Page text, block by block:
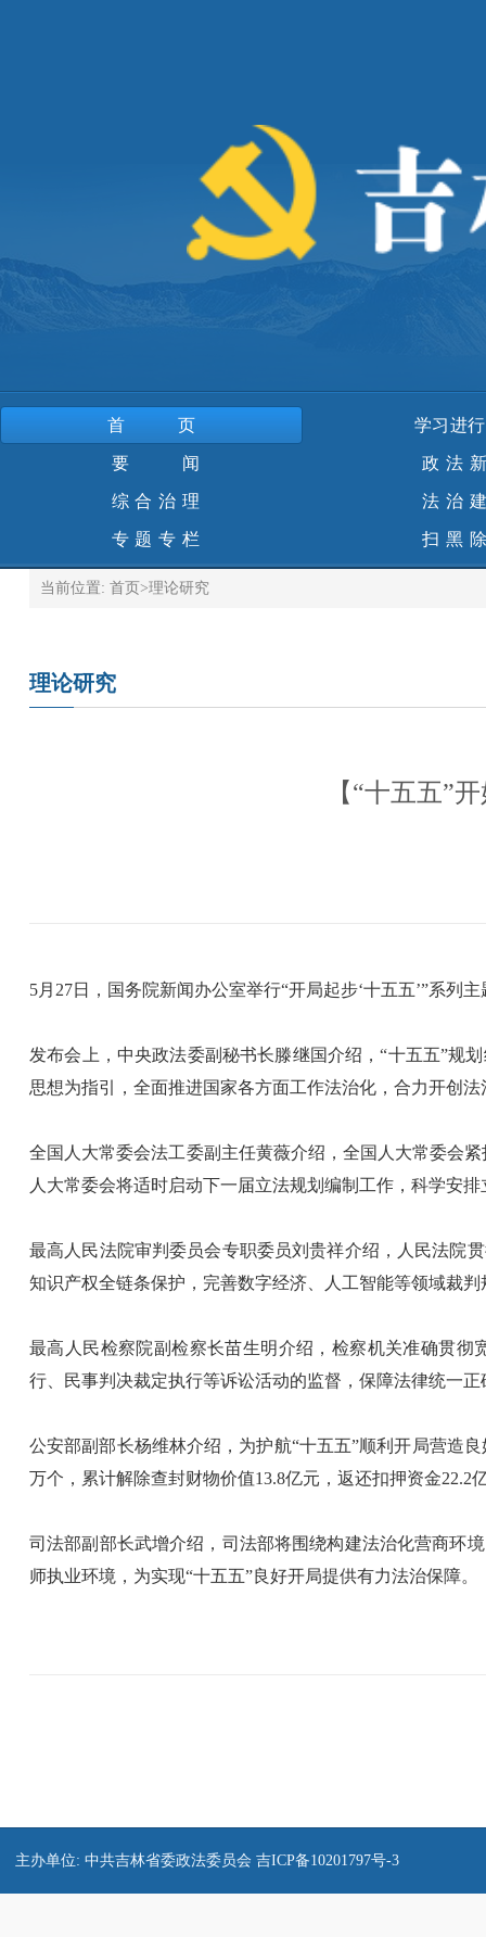
首页 学习进
要 闻 政法
综合治理 法治
专题专栏 扫黑
当前位置: 首页 >理论研究
理论研究
【“十五五”
5月27日，国务院新闻办公室举行“开局起步‘十五五’”系列
发布会上，中央政法委副秘书长滕继国介绍，“十五五”规
思想为指引，全面推进国家各方面工作法治化，合力开创
全国人大常委会法工委副主任黄薇介绍，全国人大常委会
人大常委会将适时启动下一届立法规划编制工作，科学安
最高人民法院审判委员会专职委员刘贵祥介绍，人民法院
知识产权全链条保护，完善数字经济、人工智能等领域裁
最高人民检察院副检察长苗生明介绍，检察机关准确贯
行、民事判决裁定执行等诉讼活动的监督，保障法律统一
公安部副部长杨维林介绍，为护航“十五五”顺利开局营造
万个，累计解除查封财物价值13.8亿元，返还扣押资金
司法部副部长武增介绍，司法部将围绕构建法治化营商环
师执业环境，为实现“十五五”良好开局提供有力法治保障。
主办单位: 中共吉林省委政法委员会 吉ICP备10201797号-3